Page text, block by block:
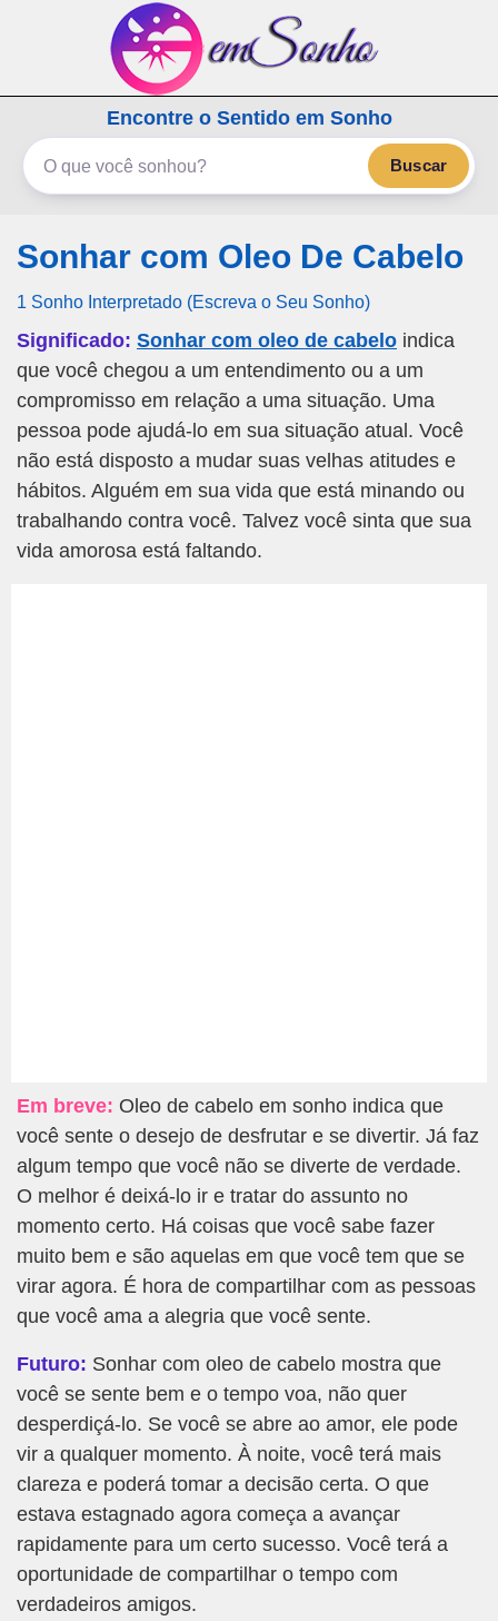
emSonho.com
Os sonhos significam mais
Encontre o Sentido em Sonho
Buscar
Sonhar com Oleo De Cabelo
1 Sonho Interpretado (Escreva o Seu Sonho)
Significado: Sonhar com oleo de cabelo indica
que você chegou a um entendimento ou a um
compromisso em relação a uma situação. Uma
pessoa pode ajudá-lo em sua situação atual. Você
não está disposto a mudar suas velhas atitudes e
hábitos. Alguém em sua vida que está minando ou
trabalhando contra você. Talvez você sinta que sua
vida amorosa está faltando.
Em breve: Oleo de cabelo em sonho indica que
você sente o desejo de desfrutar e se divertir. Já faz
algum tempo que você não se diverte de verdade.
O melhor é deixá-lo ir e tratar do assunto no
momento certo. Há coisas que você sabe fazer
muito bem e são aquelas em que você tem que se
virar agora. É hora de compartilhar com as pessoas
que você ama a alegria que você sente.
Futuro: Sonhar com oleo de cabelo mostra que
você se sente bem e o tempo voa, não quer
desperdiçá-lo. Se você se abre ao amor, ele pode
vir a qualquer momento. À noite, você terá mais
clareza e poderá tomar a decisão certa. O que
estava estagnado agora começa a avançar
rapidamente para um certo sucesso. Você terá a
oportunidade de compartilhar o tempo com
verdadeiros amigos.